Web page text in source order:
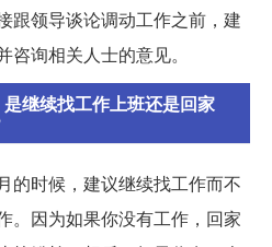
跟领导谈论调动工作之前，建
询相关人士的意见。
继续找工作上班还是回家
的时候，建议继续找工作而不
。因为如果你没有工作，回家